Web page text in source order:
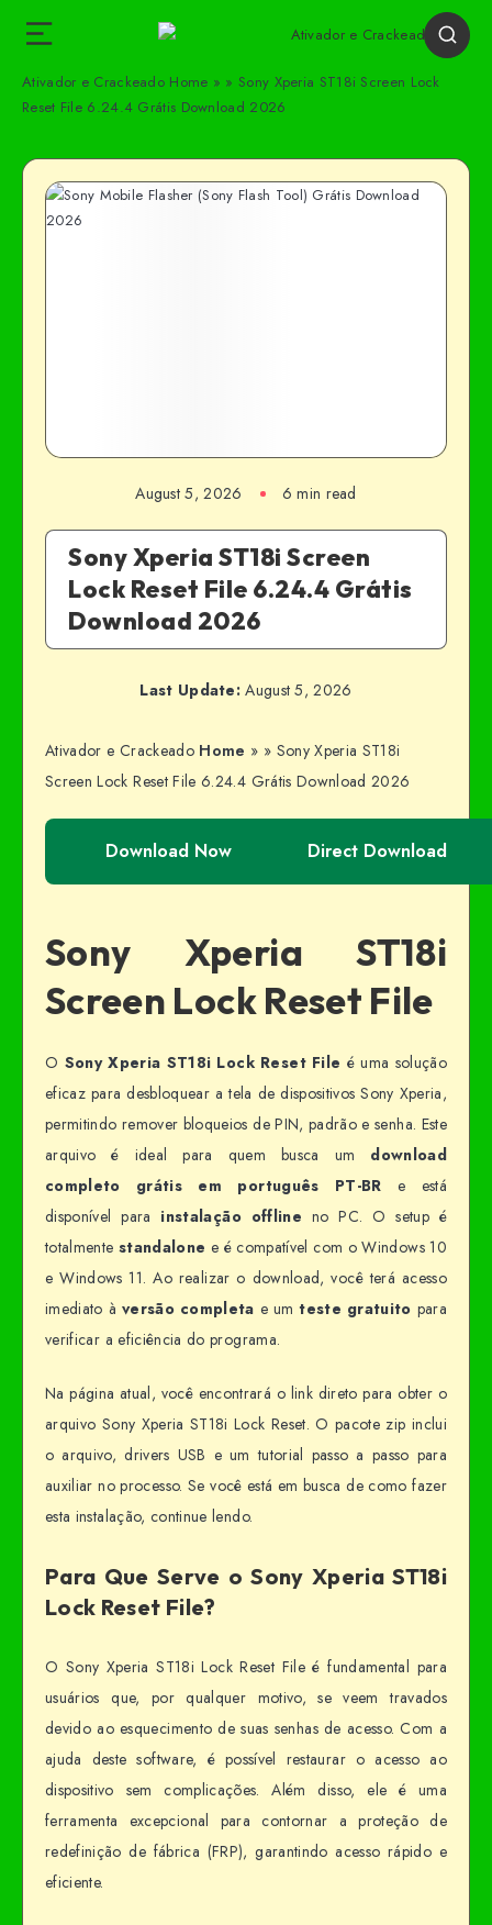
Ativador e Crackeado Home » »Sony Xperia ST18i Screen Lock
Reset File 6.24.4 Grátis Download 2026
August 5, 2026 6 min read
Sony Xperia ST18i Screen
Lock Reset File 6.24.4 Grátis
Download 2026
Last Update: August 5, 2026
Ativador e Crackeado Home » » Sony Xperia ST18i
Screen Lock Reset File 6.24.4 Grátis Download 2026
Download Now Direct Download
Sony Xperia ST18i
Screen Lock Reset File
O Sony Xperia ST18i Lock Reset File é uma solução
eficaz para desbloquear a tela de dispositivos Sony Xperia,
permitindo remover bloqueios de PIN, padrão e senha. Este
arquivo é ideal para quem busca um download
completo grátis em português PT-BR e está
disponível para instalação offline no PC. O setup é
totalmente standalone e é compatível com o Windows 10
e Windows 11. Ao realizar o download, você terá acesso
imediato à versão completa e umteste gratuito para
verificar a eficiência do programa.
Na página atual, você encontrará o link direto para obter o
arquivo Sony Xperia ST18i Lock Reset. O pacote zip inclui
o arquivo, drivers USB e um tutorial passo a passo para
auxiliar no processo. Se você está em busca de como fazer
esta instalação, continue lendo.
Para Que Serve o Sony Xperia ST18i
Lock Reset File?
O Sony Xperia ST18i Lock Reset File é fundamental para
usuários que, por qualquer motivo, se veem travados
devido ao esquecimento de suas senhas de acesso. Com a
ajuda deste software, é possível restaurar o acesso ao
dispositivo sem complicações. Além disso, ele é uma
ferramenta excepcional para contornar a proteção de
redefinição de fábrica (FRP), garantindo acesso rápido e
eficiente.